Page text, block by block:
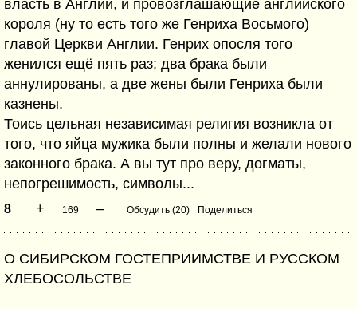
власть в Англии, и провозглашающие английского
короля (ну то есть того же Генриха Восьмого)
главой Церкви Англии. Генрих опосля того
женился ещё пять раз; два брака были
аннулированы, а две жены были Генриха были
казнены.
Тоись цельная независимая религия возникла от
того, что яйца мужика были полны и желали нового
законного брака. А вы тут про веру, догматы,
непогрешимость, символы...
8 + 169 – Обсудить (20) Поделиться
О СИБИРСКОМ ГОСТЕПРИИМСТВЕ И РУССКОМ
ХЛЕБОСОЛЬСТВЕ